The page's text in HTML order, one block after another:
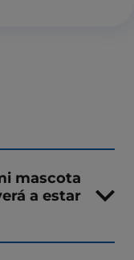
mascota
a estar